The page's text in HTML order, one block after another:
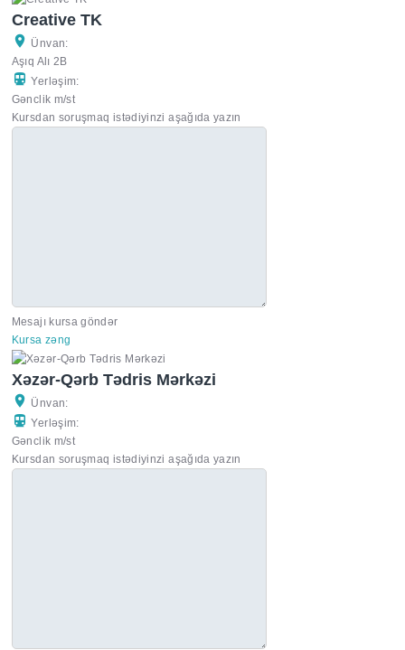
Creative TK
Ünvan:
Aşıq Alı 2B
Yerləşim:
Gənclik m/st
Kursdan soruşmaq istədiyinzi aşağıda yazın
Mesajı kursa göndər
Kursa zəng
Xəzər-Qərb Tədris Mərkəzi
Ünvan:
Yerləşim:
Gənclik m/st
Kursdan soruşmaq istədiyinzi aşağıda yazın